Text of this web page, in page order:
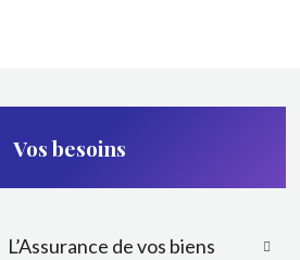
Vos besoins
L’Assurance de vos biens